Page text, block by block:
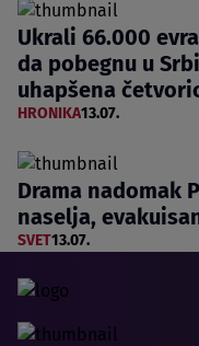
Ukrali 66.000
da pobegnu u
uhapšena
HRONIKA13.07.
Drama nadomak
naselja,
SVET13.07.